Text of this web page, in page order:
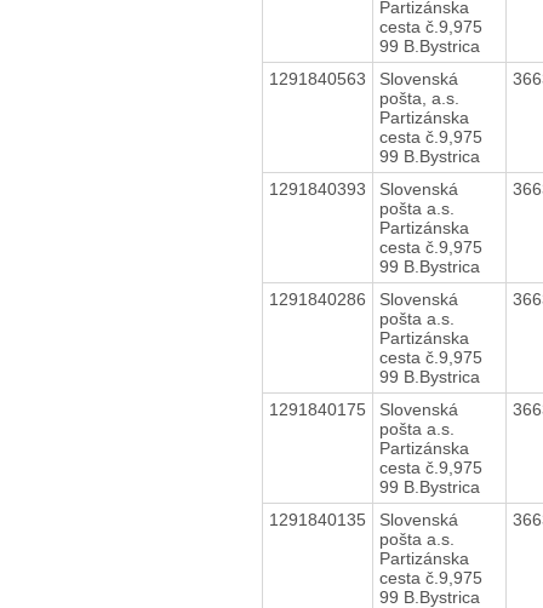
Partizánska
cesta č.9,975
99 B.Bystrica
1291840563
Slovenská
pošta, a.s.
Partizánska
cesta č.9,975
99 B.Bystrica
1291840393
Slovenská
pošta a.s.
Partizánska
cesta č.9,975
99 B.Bystrica
1291840286
Slovenská
pošta a.s.
Partizánska
cesta č.9,975
99 B.Bystrica
1291840175
Slovenská
pošta a.s.
Partizánska
cesta č.9,975
99 B.Bystrica
1291840135
Slovenská
pošta a.s.
Partizánska
cesta č.9,975
99 B.Bystrica